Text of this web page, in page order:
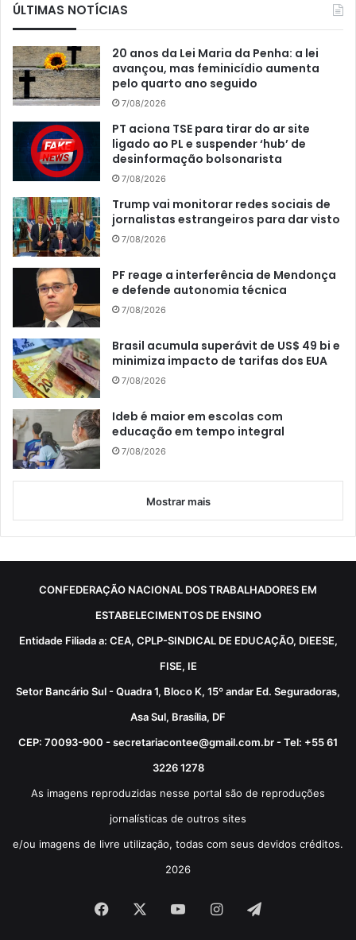
ÚLTIMAS NOTÍCIAS
20 anos da Lei Maria da Penha: a lei
avançou, mas feminicídio aumenta
pelo quarto ano seguido
7/08/2026
PT aciona TSE para tirar do ar site
ligado ao PL e suspender ‘hub’ de
desinformação bolsonarista
7/08/2026
Trump vai monitorar redes sociais de
jornalistas estrangeiros para dar visto
7/08/2026
PF reage a interferência de Mendonça
e defende autonomia técnica
7/08/2026
Brasil acumula superávit de US$ 49 bi e
minimiza impacto de tarifas dos EUA
7/08/2026
Ideb é maior em escolas com
educação em tempo integral
7/08/2026
Mostrar mais
CONFEDERAÇÃO NACIONAL DOS TRABALHADORES EM
ESTABELECIMENTOS DE ENSINO
Entidade Filiada a: CEA, CPLP-SINDICAL DE EDUCAÇÃO, DIEESE,
FISE, IE
Setor Bancário Sul - Quadra 1, Bloco K, 15º andar Ed. Seguradoras,
Asa Sul, Brasília, DF
CEP: 70093-900 - secretariacontee@gmail.com.br - Tel: +55 61
3226 1278
As imagens reproduzidas nesse portal são de reproduções
jornalísticas de outros sites
e/ou imagens de livre utilização, todas com seus devidos créditos.
2026
Facebook YouTubeInstagram